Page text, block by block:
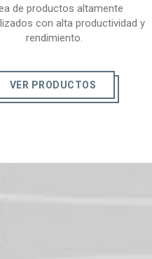
de productos altamente
con alta productividad y
rendimiento.
VER PRODUCTOS